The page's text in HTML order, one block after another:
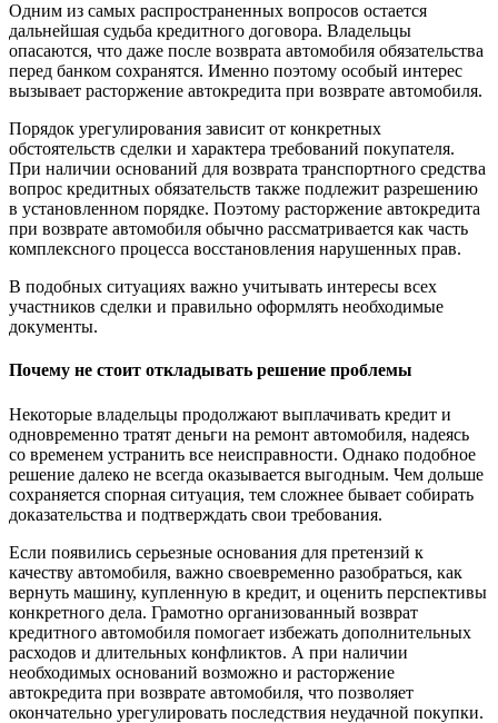
Одним из самых распространенных вопросов остается
дальнейшая судьба кредитного договора. Владельцы
опасаются, что даже после возврата автомобиля обязательства
перед банком сохранятся. Именно поэтому особый интерес
вызывает расторжение автокредита при возврате автомобиля.
Порядок урегулирования зависит от конкретных
обстоятельств сделки и характера требований покупателя.
При наличии оснований для возврата транспортного средства
вопрос кредитных обязательств также подлежит разрешению
в установленном порядке. Поэтому расторжение автокредита
при возврате автомобиля обычно рассматривается как часть
комплексного процесса восстановления нарушенных прав.
В подобных ситуациях важно учитывать интересы всех
участников сделки и правильно оформлять необходимые
документы.
Почему не стоит откладывать решение проблемы
Некоторые владельцы продолжают выплачивать кредит и
одновременно тратят деньги на ремонт автомобиля, надеясь
со временем устранить все неисправности. Однако подобное
решение далеко не всегда оказывается выгодным. Чем дольше
сохраняется спорная ситуация, тем сложнее бывает собирать
доказательства и подтверждать свои требования.
Если появились серьезные основания для претензий к
качеству автомобиля, важно своевременно разобраться, как
вернуть машину, купленную в кредит, и оценить перспективы
конкретного дела. Грамотно организованный возврат
кредитного автомобиля помогает избежать дополнительных
расходов и длительных конфликтов. А при наличии
необходимых оснований возможно и расторжение
автокредита при возврате автомобиля, что позволяет
окончательно урегулировать последствия неудачной покупки.